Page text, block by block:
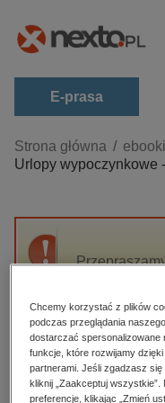
E-prasa
Kategorie
Zobacz wszystkie E-
budownictwo,
darmowe
edukacja
hobby, sport,
komputery,
Strona główna ebooki
Urlopy wypoczynkowe
High-contrast mode
Polecane
Chcemy korzystać z plików
podczas przeglądania
dostarczać spersonalizowane
funkcje, które rozwijamy
partnerami. Jeśli zgadzasz
kliknij „Zaakceptuj
preferencje, klikając „Zmień